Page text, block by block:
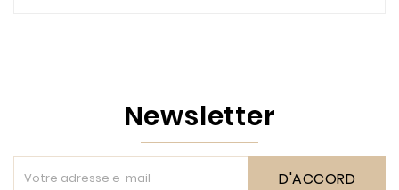
Newsletter
D'ACCORD